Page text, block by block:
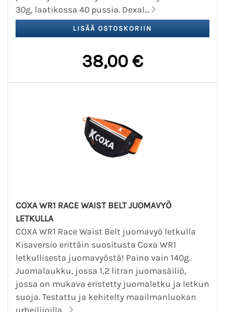
30g, laatikossa 40 pussia. Dexal...
38,00 €
COXA WR1 RACE WAIST BELT JUOMAVYÖ
LETKULLA
COXA WR1 Race Waist Belt juomavyö letkulla
Kisaversio erittäin suositusta Coxa WR1
letkullisesta juomavyöstä! Paino vain 140g.
Juomalaukku, jossa 1,2 litran juomasäiliö,
jossa on mukava eristetty juomaletku ja letkun
suoja. Testattu ja kehitelty maailmanluokan